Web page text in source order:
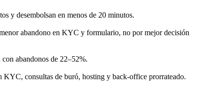
y desembolsan en menos de 20 minutos.
abandono en KYC y formulario, no por mejor decisión
abandonos de 22–52%.
consultas de buró, hosting y back-office prorrateado.